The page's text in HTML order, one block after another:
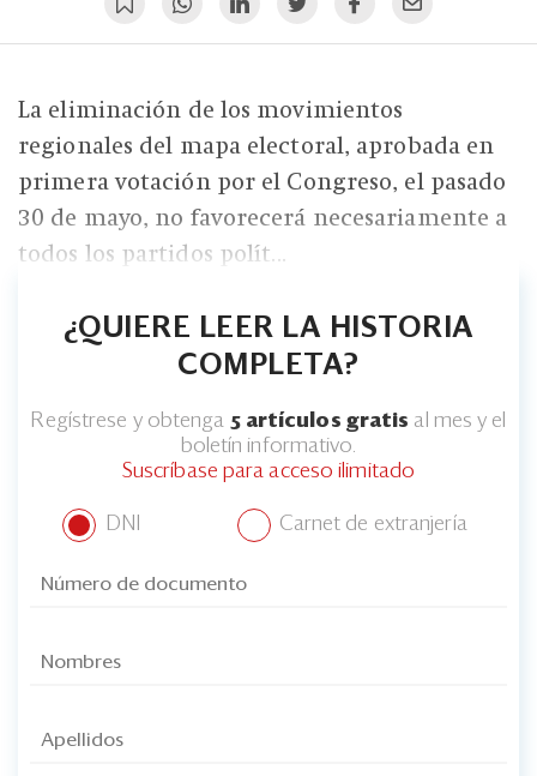
La eliminación de los movimientos
regionales del mapa electoral, aprobada en
primera votación por el Congreso, el pasado
30 de mayo, no favorecerá necesariamente a
todos los partidos polít...
¿QUIERE LEER LA HISTORIA
COMPLETA?
Regístrese y obtenga 5 artículos gratis al mes y el
boletín informativo.
Suscríbase para acceso ilimitado
DNI Carnet de extranjería